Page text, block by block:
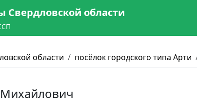
Свердловской области
области посёлок городского типа Арти